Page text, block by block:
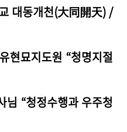
대동개천(大同開天) /
현묘지도원 “청명지절
“청정수행과 우주청